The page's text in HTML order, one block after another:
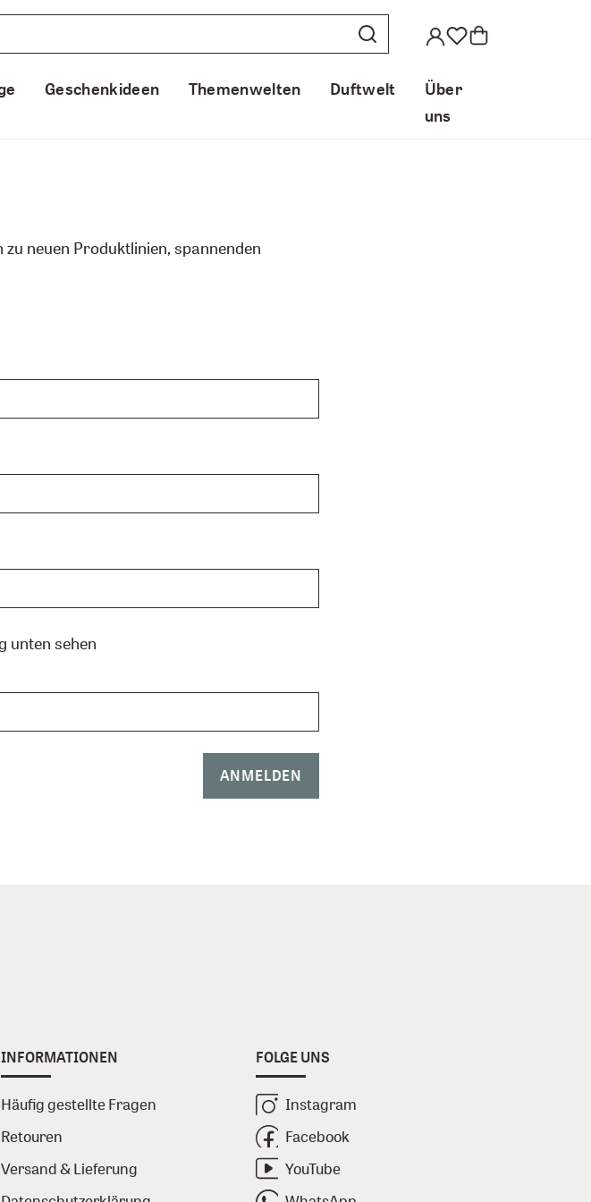
Geschenkideen Themenwelten Duftwelt
Über
uns
neuen Produktlinien, spannenden
unten sehen
ANMELDEN
INFORMATIONEN
Häufig gestellte Fragen
Retouren
Versand & Lieferung
FOLGE UNS
Instagram
Facebook
YouTube